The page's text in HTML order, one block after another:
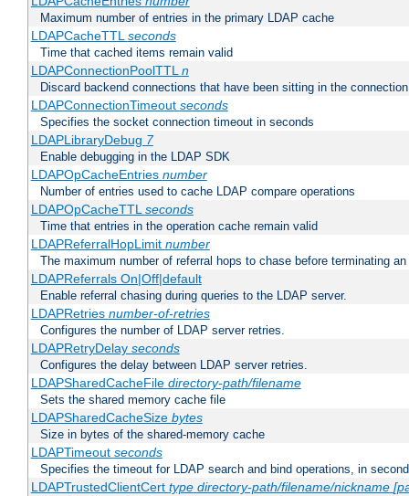
Maximum number of entries in the primary LDAP cache
LDAPCacheTTLseconds
Time that cached items remain valid
LDAPConnectionPoolTTLn
Discard backend connections that have been sitting in the
LDAPConnectionTimeout seconds
Specifies the socket connection timeout in seconds
LDAPLibraryDebug 7
Enable debugging in the LDAP SDK
LDAPOpCacheEntries number
Number of entries used to cache LDAP compare operations
LDAPOpCacheTTLseconds
Time that entries in the operation cache remain valid
LDAPReferralHopLimit number
The maximum number of referral hops to chase before terminating
LDAPReferrals On|Off|default
Enable referral chasing during queries to the LDAP server.
LDAPRetries number-of-retries
Configures the number of LDAP server retries.
LDAPRetryDelay seconds
Configures the delay between LDAP server retries.
LDAPSharedCacheFile directory-path/filename
Sets the shared memory cache file
LDAPSharedCacheSize bytes
Size in bytes of the shared-memory cache
LDAPTimeout seconds
Specifies the timeout for LDAP search and bind operations, in
LDAPTrustedClientCert type directory-path/filename/nickname